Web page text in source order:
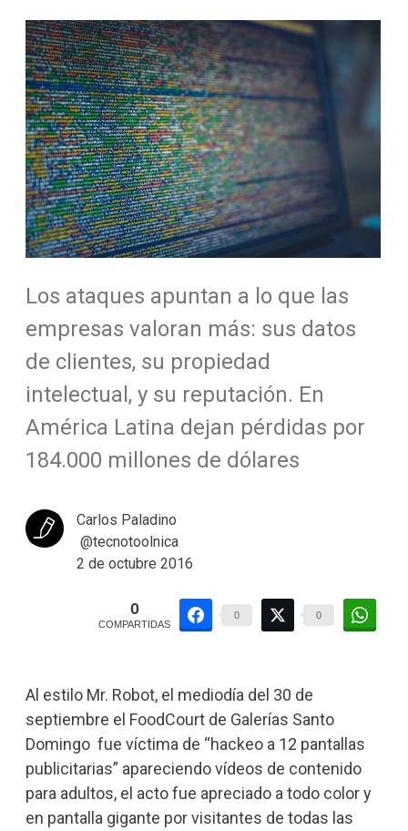
Los ataques apuntan a lo que las
empresas valoran más: sus datos
de clientes, su propiedad
intelectual, y su reputación. En
América Latina dejan pérdidas por
184.000 millones de dólares
Carlos Paladino
@tecnotoolnica
2 de octubre 2016
0
COMPARTIDAS
0 0
Al estilo Mr. Robot, el mediodía del 30 de
septiembre el FoodCourt de Galerías Santo
Domingo fue víctima de “hackeo a 12 pantallas
publicitarias” apareciendo vídeos de contenido
para adultos, el acto fue apreciado a todo color y
en pantalla gigante por visitantes de todas las